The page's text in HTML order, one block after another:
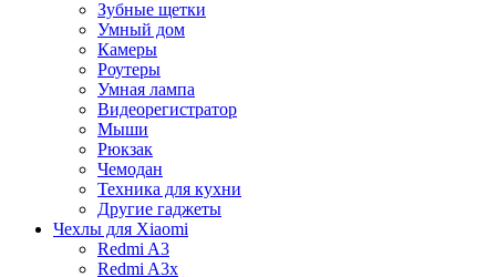
Зубные щетки
Умный дом
Камеры
Роутеры
Умная лампа
Видеорегистратор
Мыши
Рюкзак
Чемодан
Техника для кухни
Другие гаджеты
Чехлы для Xiaomi
Redmi A3
Redmi A3x